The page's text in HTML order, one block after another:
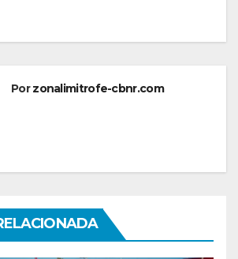
Porzonalimitrofe-cbnr.com